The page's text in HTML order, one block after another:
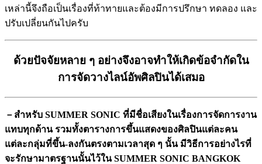
เหล่านี้จึงถือเป็นเรื่องที่ท้าทายและต้องมีการปรึกษา ทดลอง และ
ปรับเปลี่ยนกันไปครับ
ด้วยปัจจัยหลาย ๆ อย่างจึงอาจทำให้เกิดข้อจำกัดใน
การจัดวางไลน์อัพศิลปินได้เสมอ
－สำหรับ SUMMER SONIC ที่มีชื่อเสียงในเรื่องการจัดการงาน
แทบทุกด้าน รวมทั้งตารางการขึ้นแสดงของศิลปินแต่ละคน
แต่ละกลุ่มที่ขึ้น-ลงกันตรงตามเวลาสุด ๆ นั้น มีวิธีการอย่างไรที่
จะรักษามาตรฐานนั้นไว้ใน SUMMER SONIC BANGKOK